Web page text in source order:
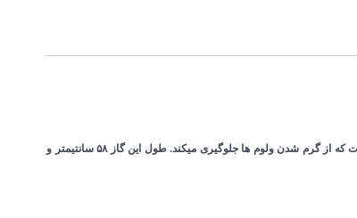
گاز صفحه ای اخوان مدل GI-143 جدیدترین گاز ۴ شعله استیل اخوان با قطعات با کیفیت بالای ایرانی است و دارای پلوپز بزرگ است. ولوم های این گاز بصورت شیبدار طراحی شده است که از گرم شدن ولوم ها جلوگیری میکند. طول این گاز ۵۸ سانتیمتر و